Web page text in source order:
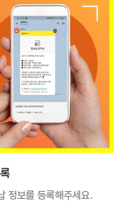
정보를 등록해주세요.